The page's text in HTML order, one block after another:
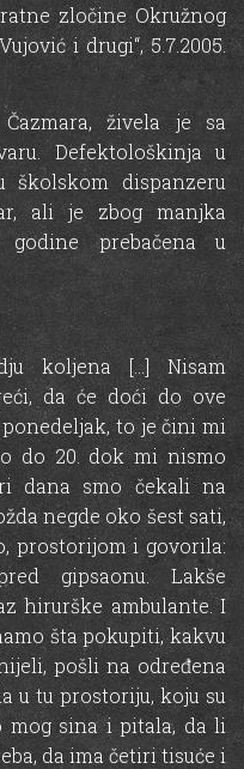
zločine Okružnog
i drugi“, 5.7.2005.
živela je sa
Defektološkinja u
dispanzeru
ali je zbog manjka
prebačena u
koljena […] Nisam
da će doći do ove
to je čini mi
do 20. dok mi nismo
dana smo čekali na
negde oko šest sati,
prostorijom i govorila:
gipsaonu. Lakše
hirurške ambulante. I
šta pokupiti, kakvu
pošli na određena
u tu prostoriju, koju su
mog sina i pitala, da li
da ima četiri tisuće i